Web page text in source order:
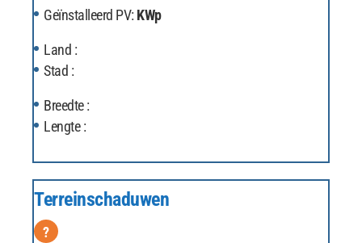
Geïnstalleerd PV: KWp
Land :
Stad :
Breedte :
Lengte :
Terreinschaduwen
?